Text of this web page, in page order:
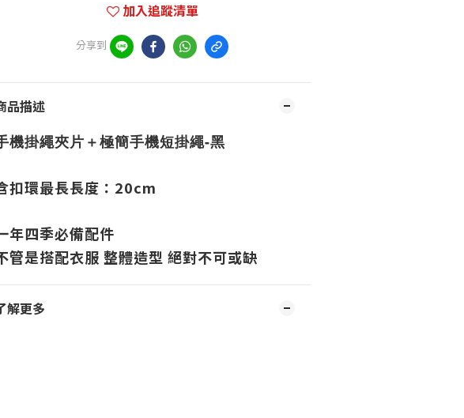
加入追蹤清單
分享到
品描述
機掛繩夾片＋極簡手機短掛繩-黑
扣環最長長度：20cm
年四季必備配件
管是搭配衣服 整體造型 絕對不可或缺
解更多